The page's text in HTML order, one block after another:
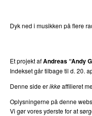
Dyk ned i musikken på flere
Et projekt afAndreas “Andy
Indekset går tilbage til d. 20.
Denne side erikkeaffilieret
Oplysningerne på denne
Vi gør vores yderste for at